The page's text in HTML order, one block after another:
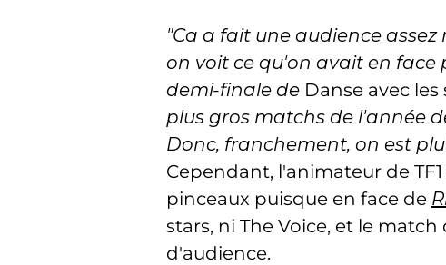
"Ca a fait une audience
on voit ce qu'on avait en face
demi-finale de Danse avec les
plus gros matchs de l'année
Donc, franchement, on est
Cependant, l'animateur de
pinceaux puisque en face de
stars, ni The Voice, et le
d'audience.